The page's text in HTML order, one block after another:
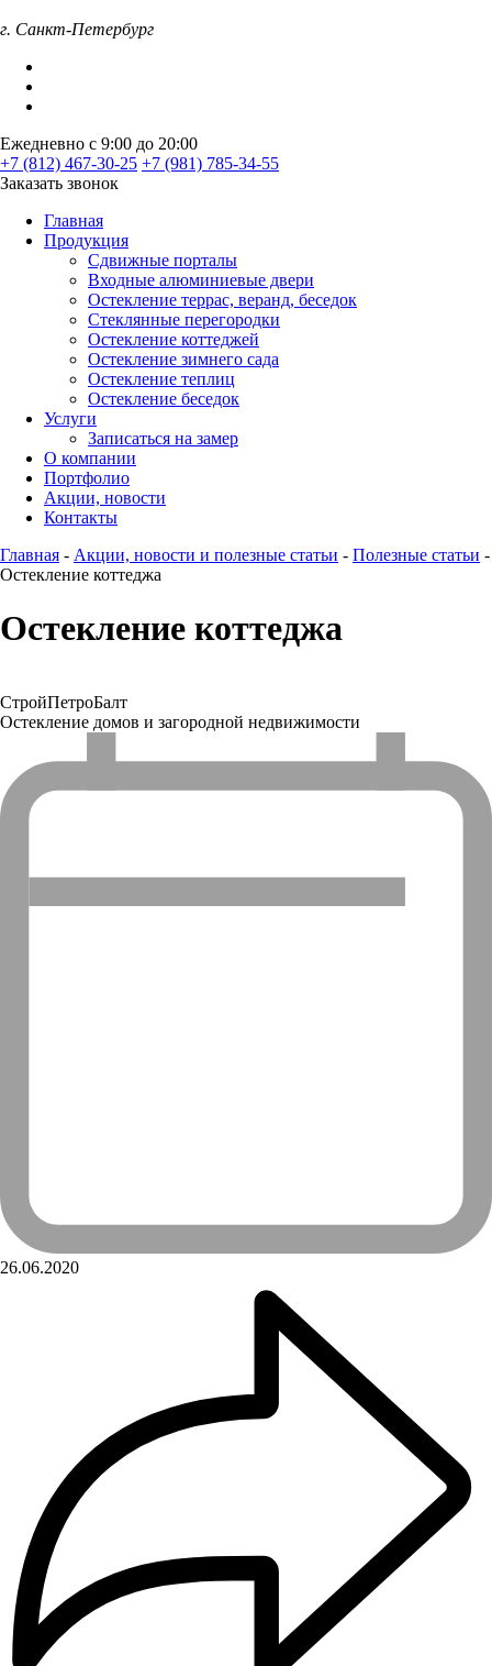
г. Санкт-Петербург
Ежедневно с 9:00 до 20:00
+7 (812) 467-30-25 +7 (981) 785-34-55
Заказать звонок
Главная
Продукция
Сдвижные порталы
Входные алюминиевые двери
Остекление террас, веранд, беседок
Стеклянные перегородки
Остекление коттеджей
Остекление зимнего сада
Остекление теплиц
Остекление беседок
Услуги
Записаться на замер
О компании
Портфолио
Акции, новости
Контакты
Главная - Акции, новости и полезные статьи - Полезные статьи -
Остекление коттеджа
Остекление коттеджа
СтройПетроБалт
Остекление домов и загородной недвижимости
26.06.2020